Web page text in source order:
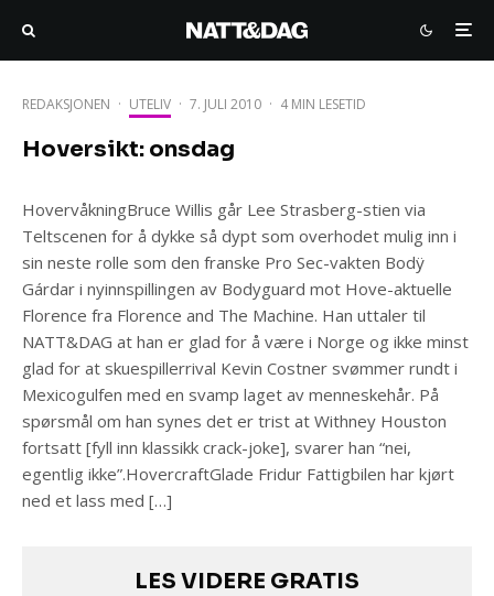
REDAKSJONEN · UTELIV · 7. JULI 2010 · 4 MIN LESETID
Hoversikt: onsdag
HovervåkningBruce Willis går Lee Strasberg-stien via
Teltscenen for å dykke så dypt som overhodet mulig inn i
sin neste rolle som den franske Pro Sec-vakten Bodÿ
Gárdar i nyinnspillingen av Bodyguard mot Hove-aktuelle
Florence fra Florence and The Machine. Han uttaler til
NATT&DAG at han er glad for å være i Norge og ikke minst
glad for at skuespillerrival Kevin Costner svømmer rundt i
Mexicogulfen med en svamp laget av menneskehår. På
spørsmål om han synes det er trist at Withney Houston
fortsatt [fyll inn klassikk crack-joke], svarer han “nei,
egentlig ikke”.HovercraftGlade Fridur Fattigbilen har kjørt
ned et lass med […]
LES VIDERE GRATIS